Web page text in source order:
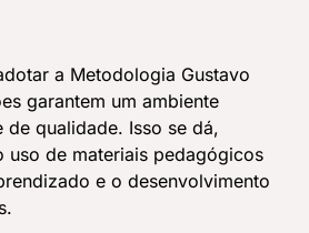
a Metodologia Gustavo
garantem um ambiente
qualidade. Isso se dá,
uso de materiais pedagógicos
e o desenvolvimento